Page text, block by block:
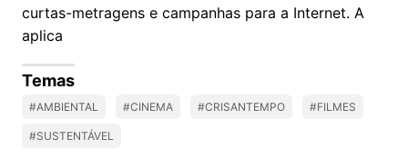
curtas-metragens e campanhas para a Internet. A
aplica
Temas
#AMBIENTAL #CINEMA #CRISANTEMPO #FILMES
#SUSTENTÁVEL